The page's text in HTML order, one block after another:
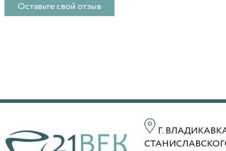
Оставьте свой отзыв
Г.